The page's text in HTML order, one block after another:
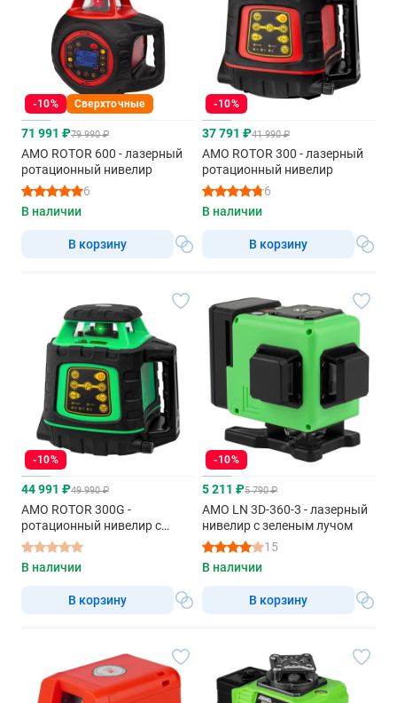
-10% Сверхточные
71 991 ₽79 990 ₽
AMO ROTOR 600 - лазерный
ротационный нивелир
6
В наличии
В корзину
-10%
37 791 ₽41 990 ₽
AMO ROTOR 300 - лазерный
ротационный нивелир
6
В наличии
В корзину
-10%
44 991 ₽49 990 ₽
AMO ROTOR 300G -
ротационный нивелир с
зеленым лучом
В наличии
В корзину
-10%
5 211 ₽5 790 ₽
AMO LN 3D-360-3 - лазерный
нивелир с зеленым лучом
15
В наличии
В корзину